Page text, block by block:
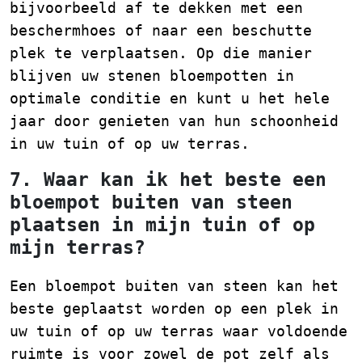
bijvoorbeeld af te dekken met een
beschermhoes of naar een beschutte
plek te verplaatsen. Op die manier
blijven uw stenen bloempotten in
optimale conditie en kunt u het hele
jaar door genieten van hun schoonheid
in uw tuin of op uw terras.
7. Waar kan ik het beste een
bloempot buiten van steen
plaatsen in mijn tuin of op
mijn terras?
Een bloempot buiten van steen kan het
beste geplaatst worden op een plek in
uw tuin of op uw terras waar voldoende
ruimte is voor zowel de pot zelf als